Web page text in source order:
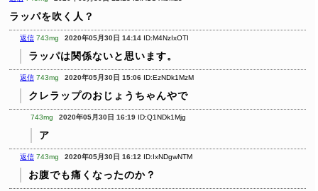
ラッパを吹く人？
返信 743mg 2020年05月30日 14:14 ID:M4NzIxOTI
ラッパは関係ないと思います。
返信 743mg 2020年05月30日 15:06 ID:EzNDk1MzM
クレラップのおじょうちゃんやで
743mg 2020年05月30日 16:19 ID:Q1NDk1Mjg
ア
返信 743mg 2020年05月30日 16:12 ID:IxNDgwNTM
お腹でも痛くなったのか？